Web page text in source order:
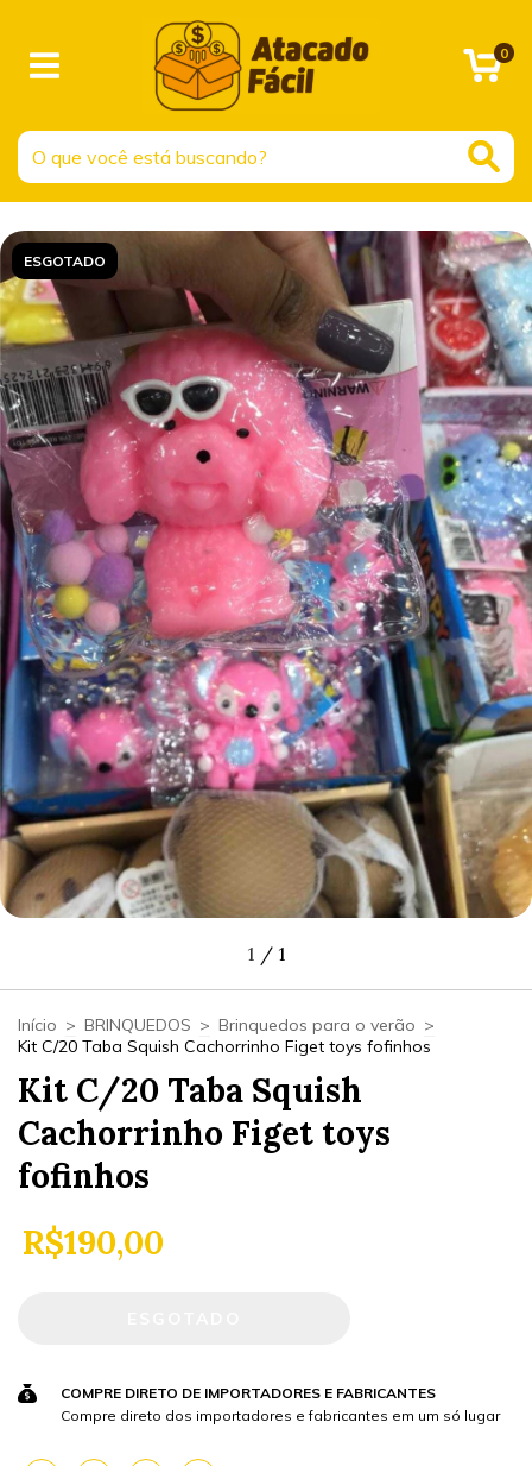
0
ESGOTADO
1 / 1
Início > BRINQUEDOS > Brinquedos para o verão >
Kit C/20 Taba Squish Cachorrinho Figet toys fofinhos
Kit C/20 Taba Squish
Cachorrinho Figet toys
fofinhos
R$190,00
COMPRE DIRETO DE IMPORTADORES E FABRICANTES
Compre direto dos importadores e fabricantes em um só lugar